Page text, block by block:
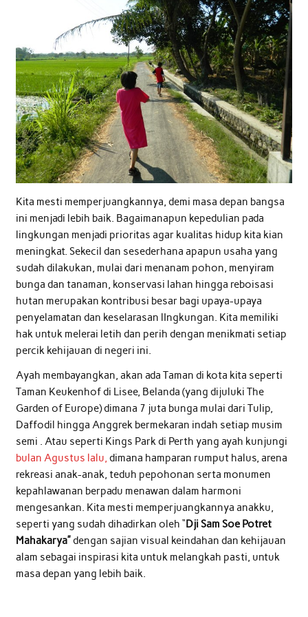
Kita mesti memperjuangkannya, demi masa depan bangsa
ini menjadi lebih baik. Bagaimanapun kepedulian pada
lingkungan menjadi prioritas agar kualitas hidup kita kian
meningkat. Sekecil dan sesederhana apapun usaha yang
sudah dilakukan, mulai dari menanam pohon, menyiram
bunga dan tanaman, konservasi lahan hingga reboisasi
hutan merupakan kontribusi besar bagi upaya-upaya
penyelamatan dan keselarasan lIngkungan. Kita memiliki
hak untuk melerai letih dan perih dengan menikmati setiap
percik kehijauan di negeri ini.
Ayah membayangkan, akan ada Taman di kota kita seperti
Taman Keukenhof di Lisee, Belanda (yang dijuluki The
Garden of Europe) dimana 7 juta bunga mulai dari Tulip,
Daffodil hingga Anggrek bermekaran indah setiap musim
semi . Atau seperti Kings Park di Perth yang ayah kunjungi
bulan Agustus lalu, dimana hamparan rumput halus, arena
rekreasi anak-anak, teduh pepohonan serta monumen
kepahlawanan berpadu menawan dalam harmoni
mengesankan. Kita mesti memperjuangkannya anakku,
seperti yang sudah dihadirkan oleh “Dji Sam Soe Potret
Mahakarya”dengan sajian visual keindahan dan kehijauan
alam sebagai inspirasi kita untuk melangkah pasti, untuk
masa depan yang lebih baik.